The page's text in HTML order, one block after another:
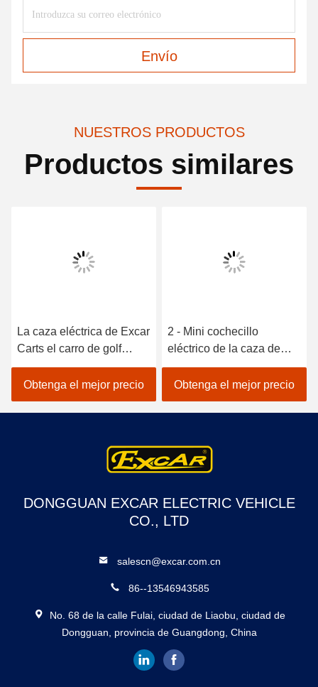
Envío
NUESTROS PRODUCTOS
Productos similares
La caza eléctrica de Excar
Carts el carro de golf
eléctrico para cazar los
carros de golf de la caza
Obtenga el mejor precio
2 - Mini cochecillo
eléctrico de la caza de
Seater, tipo Ce del carro
de golf de los vehículos
aprobado
Obtenga el mejor precio
DONGGUAN EXCAR ELECTRIC VEHICLE
CO., LTD
salescn@excar.com.cn
86--13546943585
No. 68 de la calle Fulai, ciudad de Liaobu, ciudad de
Dongguan, provincia de Guangdong, China